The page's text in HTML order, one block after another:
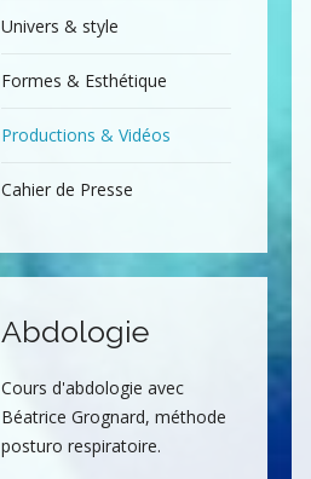
Univers & style
Formes & Esthétique
Productions & Vidéos
Cahier de Presse
Abdologie
Cours d'abdologie avec
Béatrice Grognard, méthode
posturo respiratoire.